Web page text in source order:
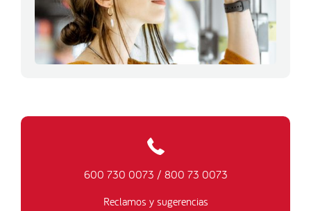
600 730 0073 / 800 73 0073
Reclamos y sugerencias